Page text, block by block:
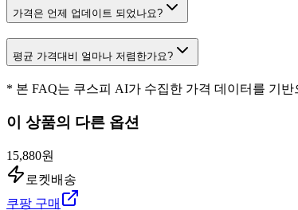
가격은 언제 업데이트 되었나요?
평균 가격대비 얼마나 저렴한가요?
* 본 FAQ는 쿠스피 AI가 수집한 가격 데이터를 기
이 상품의 다른 옵션
15,880원
로켓배송
쿠팡 구매